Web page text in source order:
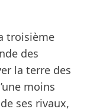
troisième
des
la terre des
moins
ses rivaux,